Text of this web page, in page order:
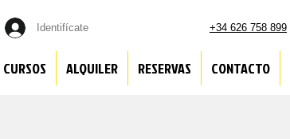
Identifícate +34 626 758 899
CURSOS ALQUILER RESERVAS CONTACTO